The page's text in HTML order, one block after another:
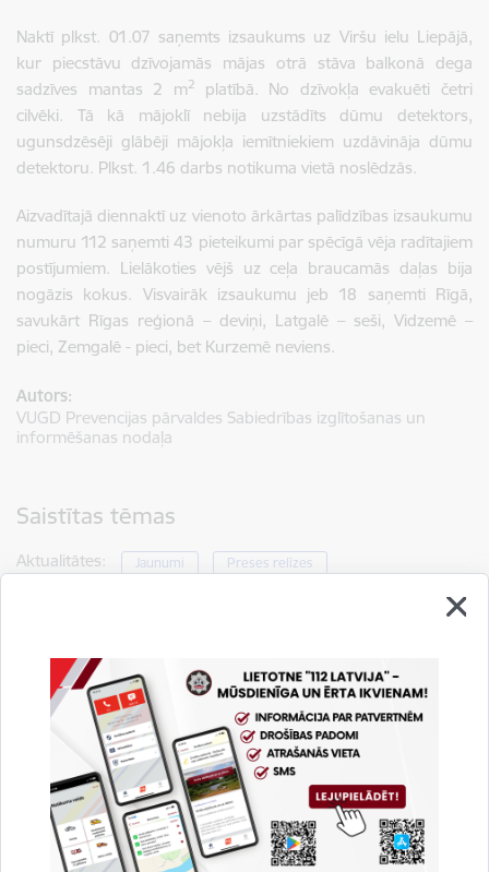
Naktī plkst. 01.07 saņemts izsaukums uz Viršu ielu Liepājā,
kur piecstāvu dzīvojamās mājas otrā stāva balkonā dega
sadzīves mantas 2 m2platībā. No dzīvokļa evakuēti četri
cilvēki. Tā kā mājoklī nebija uzstādīts dūmu detektors,
ugunsdzēsēji glābēji mājokļa iemītniekiem uzdāvināja dūmu
detektoru. Plkst. 1.46 darbs notikuma vietā noslēdzās.
Aizvadītajā diennaktī uz vienoto ārkārtas palīdzības izsaukumu
numuru 112 saņemti 43 pieteikumi par spēcīgā vēja radītajiem
postījumiem. Lielākoties vējš uz ceļa braucamās daļas bija
nogāzis kokus. Visvairāk izsaukumu jeb 18 saņemti Rīgā,
savukārt Rīgas reģionā – deviņi, Latgalē – seši, Vidzemē –
pieci, Zemgalē - pieci, bet Kurzemē neviens.
Autors:
VUGD Prevencijas pārvaldes Sabiedrības izglītošanas un
informēšanas nodaļa
Saistītas tēmas
Aktualitātes: Jaunumi Preses relīzes
Drukāt lapu
Dalīties